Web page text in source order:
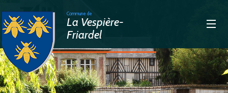
Commune de
La Vespière-
Friardel
>